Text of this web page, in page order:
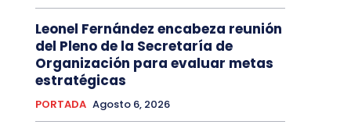
Leonel Fernández encabeza reunión
del Pleno de la Secretaría de
Organización para evaluar metas
estratégicas
PORTADA Agosto 6, 2026